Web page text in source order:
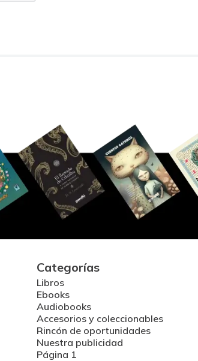
Categorías
Libros
Ebooks
Audiobooks
Accesorios y coleccionables
Rincón de oportunidades
Nuestra publicidad
Página 1